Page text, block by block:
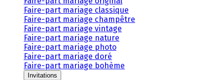
Faire-part mariage classique
Faire-part mariage champêtre
Faire-part mariage vintage
Faire-part mariage nature
Faire-part mariage photo
Faire-part mariage doré
Faire-part mariage bohème
Invitations